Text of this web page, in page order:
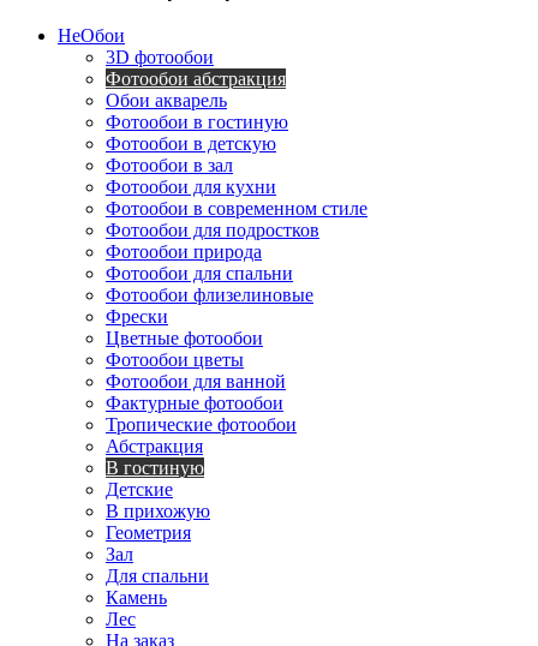
НеОбои
3D фотообои
Фотообои абстракция
Обои акварель
Фотообои в гостиную
Фотообои в детскую
Фотообои в зал
Фотообои для кухни
Фотообои в современном стиле
Фотообои для подростков
Фотообои природа
Фотообои для спальни
Фотообои флизелиновые
Фрески
Цветные фотообои
Фотообои цветы
Фотообои для ванной
Фактурные фотообои
Тропические фотообои
Абстракция
В гостиную
Детские
В прихожую
Геометрия
Зал
Для спальни
Камень
Лес
На заказ